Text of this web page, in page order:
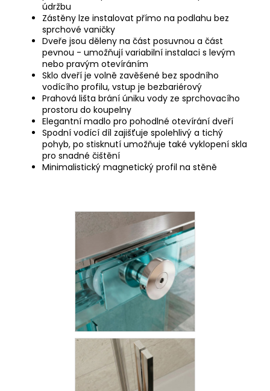
údržbu
Zástěny lze instalovat přímo na podlahu bez
sprchové vaničky
Dveře jsou děleny na část posuvnou a část
pevnou - umožňují variabilní instalaci s levým
nebo pravým otevíráním
Sklo dveří je volně zavěšené bez spodního
vodícího profilu, vstup je bezbariérový
Prahová lišta brání úniku vody ze sprchovacího
prostoru do koupelny
Elegantní madlo pro pohodlné otevírání dveří
Spodní vodící díl zajišťuje spolehlivý a tichý
pohyb, po stisknutí umožňuje také vyklopení skla
pro snadné čištění
Minimalistický magnetický profil na stěně